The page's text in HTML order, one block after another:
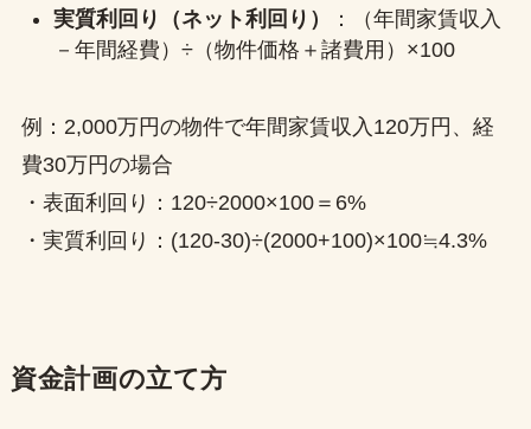
実質利回り（ネット利回り）
：（年間家賃収入
－年間経費）÷（物件価格＋諸費用）×100
例：2,000万円の物件で年間家賃収入120万円、経
費30万円の場合
・表面利回り：120÷2000×100＝6%
・実質利回り：(120-30)÷(2000+100)×100≒4.3%
資金計画の立て方